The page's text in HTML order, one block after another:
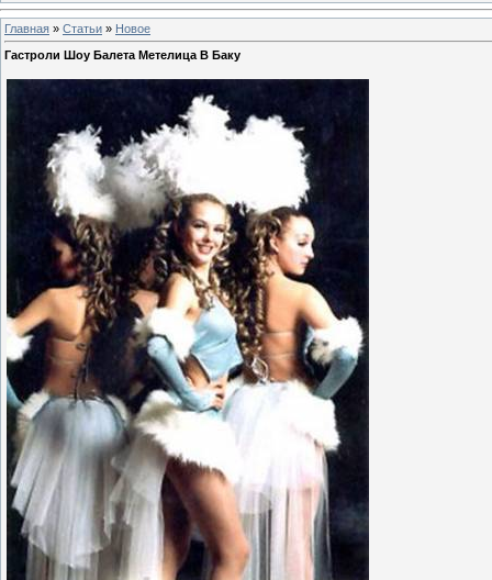
Главная » Статьи » Новое
Гастроли Шоу Балета Метелица В Баку